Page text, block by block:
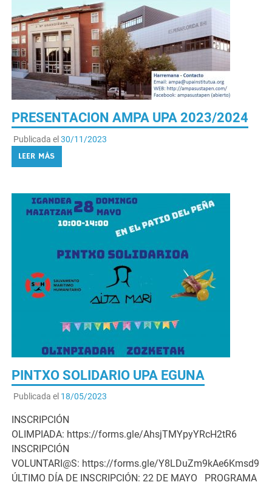
PRESENTACION AMPA UPA 2023/2024
Publicada el 30/11/2023
LEER MÁS
PINTXO SOLIDARIO UPA EGUNA
Publicada el 18/05/2023
INSCRIPCIÓN
OLIMPIADA: https://forms.gle/AhsjTMYpyYRcH2tR6
INSCRIPCIÓN
VOLUNTARI@S: https://forms.gle/Y8LDuZm9kAe6Kmsd9
ÚLTIMO DÍA DE INSCRIPCIÓN: 22 DE MAYO PROGRAMA